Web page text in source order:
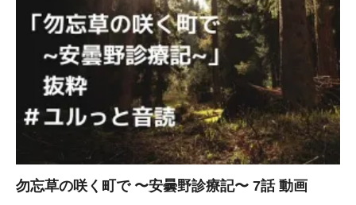
勿忘草の咲く町で 〜安曇野診療記〜 7話 動画